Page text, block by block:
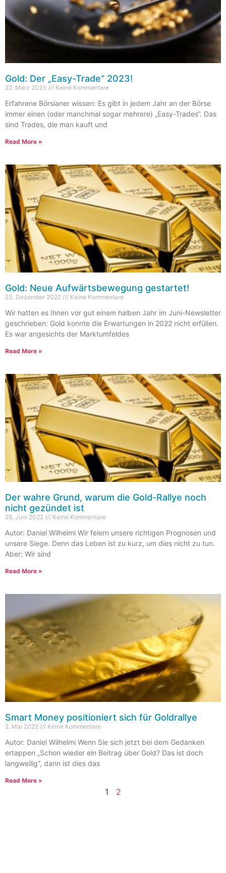
Gold: Der „Easy-Trade“ 2023!
22. März 2023 Keine Kommentare
Erfahrene Börsianer wissen: Es gibt in jedem Jahr an der Börse
immer einen (oder manchmal sogar mehrere) „Easy-Trades“. Das
sind Trades, die man kauft und
Read More »
Gold: Neue Aufwärtsbewegung gestartet!
23. Dezember 2022 Keine Kommentare
Wir hatten es Ihnen vor gut einem halben Jahr im Juni-Newsletter
geschrieben: Gold konnte die Erwartungen in 2022 nicht erfüllen.
Es war angesichts der Marktumfeldes
Read More »
Der wahre Grund, warum die Gold-Rallye noch
nicht gezündet ist
28. Juni 2022 Keine Kommentare
Autor: Daniel Wilhelmi Wir feiern unsere richtigen Prognosen und
unsere Siege. Denn das Leben ist zu kurz, um dies nicht zu tun.
Aber: Wir sind
Read More »
Smart Money positioniert sich für Goldrallye
2. Mai 2022 Keine Kommentare
Autor: Daniel Wilhelmi Wenn Sie sich jetzt bei dem Gedanken
ertappen „Schon wieder ein Beitrag über Gold? Das ist doch
langweilig“, dann ist dies das
Read More »
1 2